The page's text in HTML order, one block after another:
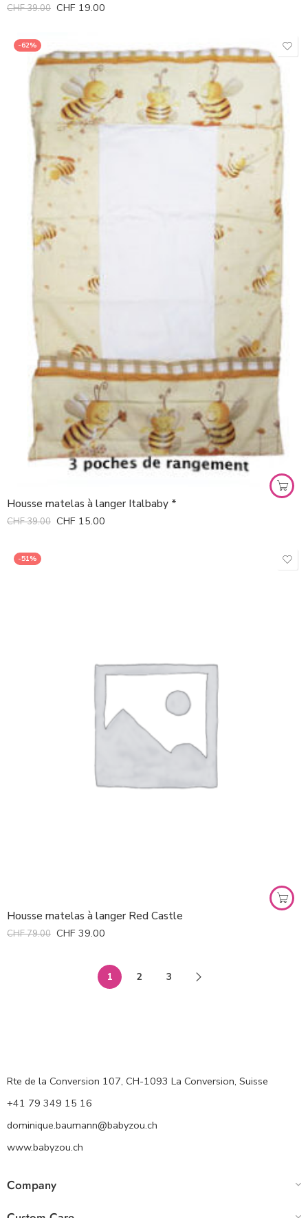
CHF39.00 CHF 19.00
-62%
Housse matelas à langer Italbaby *
CHF39.00 CHF 15.00
-51%
Housse matelas à langer Red Castle
CHF79.00 CHF 39.00
1 2 3
Rte de la Conversion 107, CH-1093 La Conversion, Suisse
+41 79 349 15 16
dominique.baumann@babyzou.ch
www.babyzou.ch
Company